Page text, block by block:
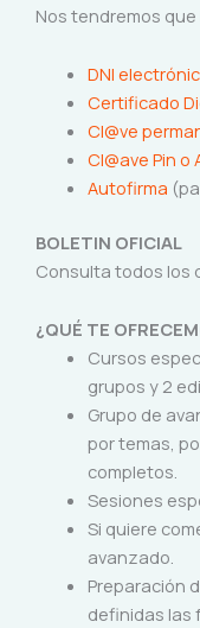
Nos tendremos
DNI
Certificado
Cl@ve
Cl@ave Pin o
Autofirma
BOLETIN OFICIAL
Consulta todos los
¿QUÉ TE
Cursos
grupos y 2
Grupo de
por temas,
completos.
Sesiones
Si quiere
avanzado.
Preparación
definidas las